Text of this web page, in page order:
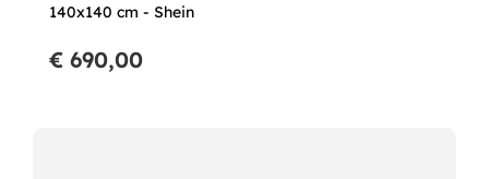
140x140 cm - Shein
€ 690,00